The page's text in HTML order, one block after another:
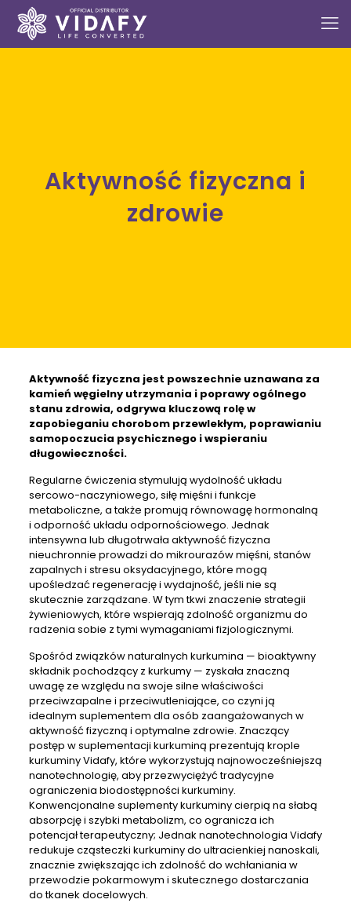
Aktywność fizyczna i
zdrowie
Aktywność fizyczna jest powszechnie uznawana za
kamień węgielny utrzymania i poprawy ogólnego
stanu zdrowia, odgrywa kluczową rolę w
zapobieganiu chorobom przewlekłym, poprawianiu
samopoczucia psychicznego i wspieraniu
długowieczności.
Regularne ćwiczenia stymulują wydolność układu
sercowo-naczyniowego, siłę mięśni i funkcje
metaboliczne, a także promują równowagę hormonalną
i odporność układu odpornościowego. Jednak
intensywna lub długotrwała aktywność fizyczna
nieuchronnie prowadzi do mikrourazów mięśni, stanów
zapalnych i stresu oksydacyjnego, które mogą
upośledzać regenerację i wydajność, jeśli nie są
skutecznie zarządzane. W tym tkwi znaczenie strategii
żywieniowych, które wspierają zdolność organizmu do
radzenia sobie z tymi wymaganiami fizjologicznymi.
Spośród związków naturalnych kurkumina — bioaktywny
składnik pochodzący z kurkumy — zyskała znaczną
uwagę ze względu na swoje silne właściwości
przeciwzapalne i przeciwutleniające, co czyni ją
idealnym suplementem dla osób zaangażowanych w
aktywność fizyczną i optymalne zdrowie. Znaczący
postęp w suplementacji kurkuminą prezentują krople
kurkuminy Vidafy, które wykorzystują najnowocześniejszą
nanotechnologię, aby przezwyciężyć tradycyjne
ograniczenia biodostępności kurkuminy.
Konwencjonalne suplementy kurkuminy cierpią na słabą
absorpcję i szybki metabolizm, co ogranicza ich
potencjał terapeutyczny; Jednak nanotechnologia Vidafy
redukuje cząsteczki kurkuminy do ultracienkiej nanoskali,
znacznie zwiększając ich zdolność do wchłaniania w
przewodzie pokarmowym i skutecznego dostarczania
do tkanek docelowych.